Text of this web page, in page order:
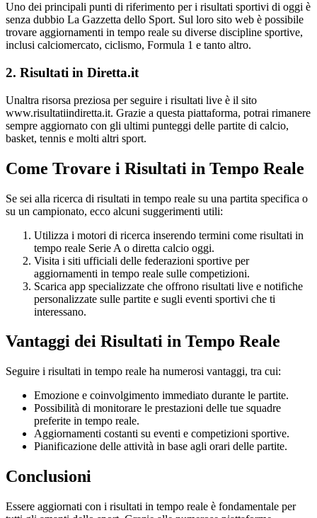
Uno dei principali punti di riferimento per i risultati sportivi di oggi è
senza dubbio La Gazzetta dello Sport. Sul loro sito web è possibile
trovare aggiornamenti in tempo reale su diverse discipline sportive,
inclusi calciomercato, ciclismo, Formula 1 e tanto altro.
2. Risultati in Diretta.it
Unaltra risorsa preziosa per seguire i risultati live è il sito
www.risultatiindiretta.it. Grazie a questa piattaforma, potrai rimanere
sempre aggiornato con gli ultimi punteggi delle partite di calcio,
basket, tennis e molti altri sport.
Come Trovare i Risultati in Tempo Reale
Se sei alla ricerca di risultati in tempo reale su una partita specifica o
su un campionato, ecco alcuni suggerimenti utili:
Utilizza i motori di ricerca inserendo termini come risultati in
tempo reale Serie A o diretta calcio oggi.
Visita i siti ufficiali delle federazioni sportive per
aggiornamenti in tempo reale sulle competizioni.
Scarica app specializzate che offrono risultati live e notifiche
personalizzate sulle partite e sugli eventi sportivi che ti
interessano.
Vantaggi dei Risultati in Tempo Reale
Seguire i risultati in tempo reale ha numerosi vantaggi, tra cui:
Emozione e coinvolgimento immediato durante le partite.
Possibilità di monitorare le prestazioni delle tue squadre
preferite in tempo reale.
Aggiornamenti costanti su eventi e competizioni sportive.
Pianificazione delle attività in base agli orari delle partite.
Conclusioni
Essere aggiornati con i risultati in tempo reale è fondamentale per